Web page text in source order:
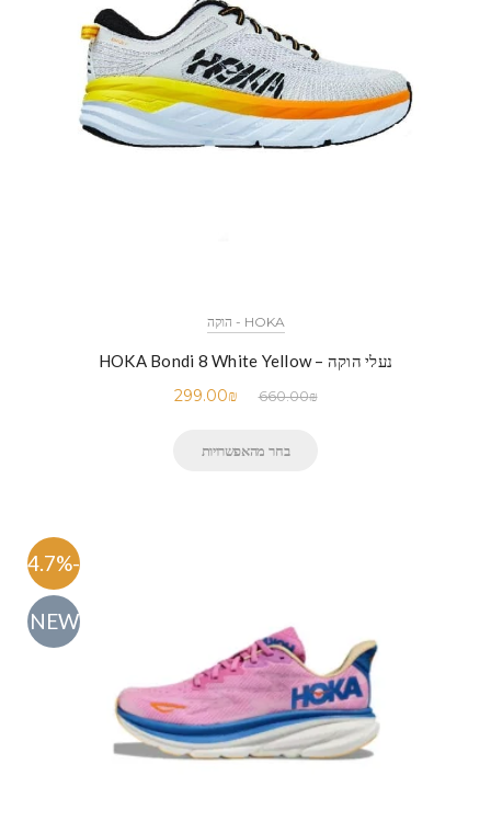
HOKA - הוקה
נעלי הוקה – HOKA Bondi 8 White Yellow
660.00₪
299.00₪
בחר מהאפשרויות
-54.7%
NEW